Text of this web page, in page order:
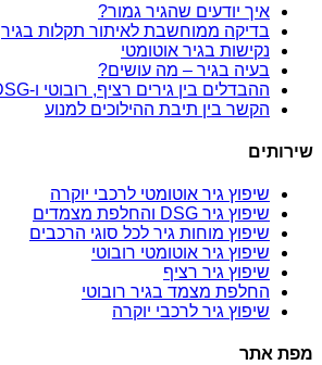
איך יודעים שהגיר גמור?
בדיקה ממוחשבת לאיתור תקלות בגיר
נקישות בגיר אוטומטי
בעיה בגיר – מה עושים?
ההבדלים בין גירים רציף, רובוטי ו-DSG
הקשר בין תיבת ההילוכים למנוע
שירותים
שיפוץ גיר אוטומטי לרכבי יוקרה
שיפוץ גיר DSG והחלפת מצמדים
שיפוץ מוחות גיר לכל סוגי הרכבים
שיפוץ גיר אוטומטי רובוטי
שיפוץ גיר רציף
החלפת מצמד בגיר רובוטי
שיפוץ גיר לרכבי יוקרה
מפת אתר